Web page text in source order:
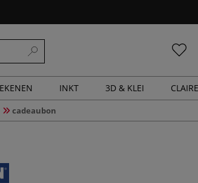
INKT 3D & KLEI
cadeaubon